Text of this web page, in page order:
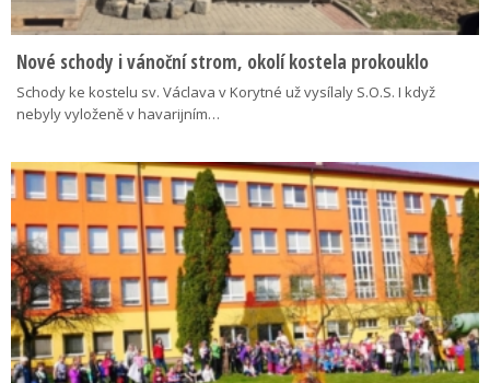
Nové schody i vánoční strom, okolí kostela prokouklo
Schody ke kostelu sv. Václava v Korytné už vysílaly S.O.S. I když
nebyly vyloženě v havarijním…